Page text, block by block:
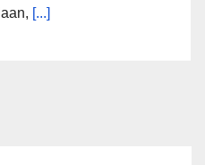
[...]